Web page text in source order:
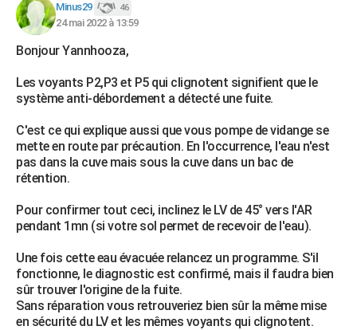
Bricolage
Lifestyle
Culture
Sport
Auto
Television
Voyage
Cinema Minus29 46
24 mai 2022 à 13:59
Bonjour Yannhooza,
Les voyants P2,P3 et P5 qui clignotent signifient que le
système anti-débordement a détecté une fuite.
C'est ce qui explique aussi que vous pompe de vidange se
mette en route par précaution. En l'occurrence, l'eau n'est
pas dans la cuve mais sous la cuve dans un bac de
rétention.
Pour confirmer tout ceci, inclinez le LV de 45° vers l'AR
pendant 1mn (si votre sol permet de recevoir de l'eau).
Une fois cette eau évacuée relancez un programme. S'il
fonctionne, le diagnostic est confirmé, mais il faudra bien
sûr trouver l'origine de la fuite.
Sans réparation vous retrouveriez bien sûr la même mise
en sécurité du LV et les mêmes voyants qui clignotent.